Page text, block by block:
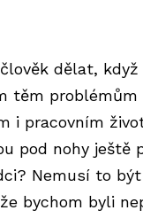
dělat, když
těm problémům
i pracovním
pod nohy ještě
Nemusí to
bychom byli